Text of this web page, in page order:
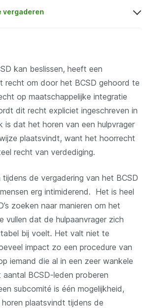
vergaderen
kan beslissen, heeft een
recht om door het BCSD gehoord te
op maatschappelijke integratie
dit recht expliciet ingeschreven in
is dat het horen van een hulpvrager
plaatsvindt, want het hoorrecht
recht van verdediging.
de vergadering van het BCSD
erg intimiderend. Het is heel
zoeken naar manieren om het
vullen dat de hulpaanvrager zich
bij voelt. Het valt niet te
impact zo een procedure van
iemand die al in een zeer wankele
BCSD-leden proberen
subcomité is één mogelijkheid,
plaatsvindt tijdens de